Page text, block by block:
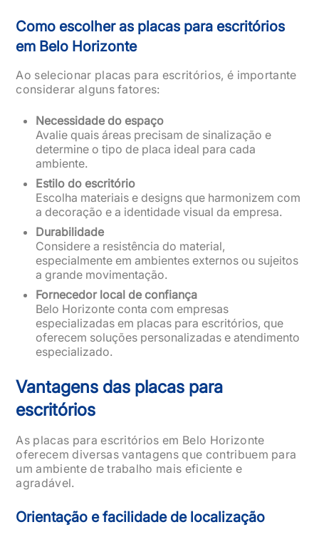
Como escolher as placas para escritórios
em Belo Horizonte
Ao selecionar placas para escritórios, é importante
considerar alguns fatores:
Necessidade do espaço
Avalie quais áreas precisam de sinalização e
determine o tipo de placa ideal para cada
ambiente.
Estilo do escritório
Escolha materiais e designs que harmonizem com
a decoração e a identidade visual da empresa.
Durabilidade
Considere a resistência do material,
especialmente em ambientes externos ou sujeitos
a grande movimentação.
Fornecedor local de confiança
Belo Horizonte conta com empresas
especializadas em placas para escritórios, que
oferecem soluções personalizadas e atendimento
especializado.
Vantagens das placas para
escritórios
As placas para escritórios em Belo Horizonte
oferecem diversas vantagens que contribuem para
um ambiente de trabalho mais eficiente e
agradável.
Orientação e facilidade de localização